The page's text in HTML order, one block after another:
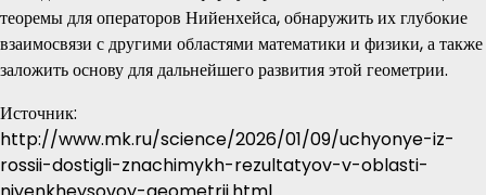
теоремы для операторов Нийенхейса, обнаружить их глубокие
взаимосвязи с другими областями математики и физики, а также
заложить основу для дальнейшего развития этой геометрии.
Источник:
http://www.mk.ru/science/2026/01/09/uchyonye-iz-
rossii-dostigli-znachimykh-rezultatyov-v-oblasti-